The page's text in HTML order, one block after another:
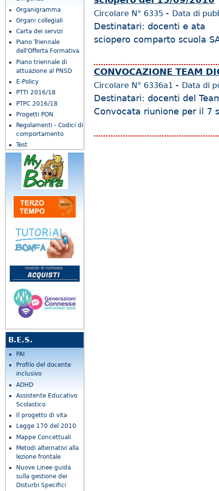
Circolare N° 6335 - Data di
Destinatari: docenti e ata
sciopero comparto scuola
CONVOCAZIONE TEAM
Circolare N° 6336a1 - Data di
Destinatari: docenti del
Convocata riunione per il 7
Organigramma
Organi collegiali
Carta dei servizi
Piano Triennale
dell'Offerta Formativa
Piano triennale di
attuazione al PNSD
E-Policy
PTTI 2016/18
PTPC 2016/18
Progetti PON
Regolamenti - Codici di
comportamento
Test
B.E.S.
PAI
Profilo del docente
inclusivo
ADHD
Assistente Educativo
Scolastico
Il progetto di vita
Legge 170 del 2010
Mappe Concettuali
Metodi alternativi alla
lezione frontale
Nuove Linee guida
sulla gestione dei
Disturbi Specifici